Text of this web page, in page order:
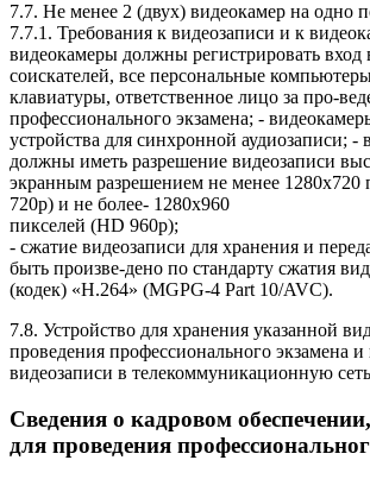
7.7. Не менее 2 (двух) видеокамер на одно
7.7.1. Требования к видеозаписи и к
видеокамеры должны регистрировать
соискателей, все персональные
клавиатуры, ответственное лицо за про-
профессионального экзамена; -
устройства для синхронной аудиозаписи; -
должны иметь разрешение видеозаписи
экранным разрешением не менее 1280x720
720p) и не более- 1280х960
пикселей (HD 960p);
- сжатие видеозаписи для хранения и
быть произве-дено по стандарту сжатия
(кодек) «H.264» (MGPG-4 Part 10/AVC).
7.8. Устройство для хранения указанной
проведения профессионального экзамена и
видеозаписи в телекоммуникационную
Сведения о кадровом
для проведения